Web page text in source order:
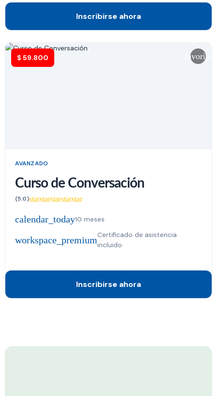
Inscribirse ahora
$ 59.800 favorite
AVANZADO
Curso de Conversación
(5.0)starstarstarstarstar
calendar_today10 meses
workspace_premiumCertificado de asistencia
incluido
Inscribirse ahora